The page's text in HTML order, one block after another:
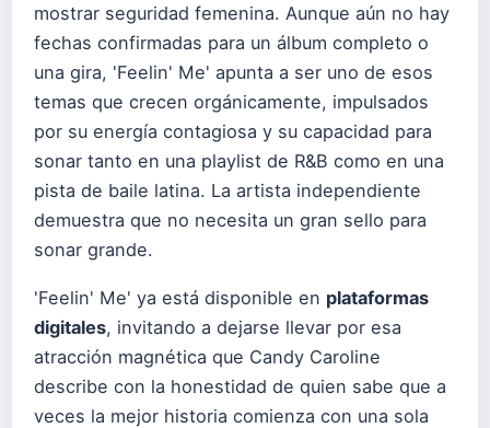
mostrar seguridad femenina. Aunque aún no hay
fechas confirmadas para un álbum completo o
una gira, 'Feelin' Me' apunta a ser uno de esos
temas que crecen orgánicamente, impulsados
por su energía contagiosa y su capacidad para
sonar tanto en una playlist de R&B como en una
pista de baile latina. La artista independiente
demuestra que no necesita un gran sello para
sonar grande.
'Feelin' Me' ya está disponible en plataformas
digitales, invitando a dejarse llevar por esa
atracción magnética que Candy Caroline
describe con la honestidad de quien sabe que a
veces la mejor historia comienza con una sola